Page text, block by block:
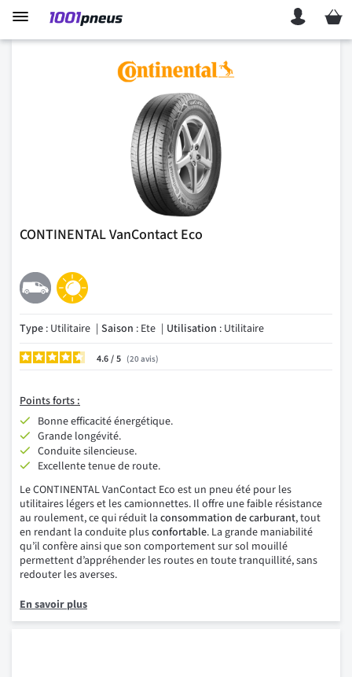
Mon
CONTINENTAL VanContact Eco
Type : Utilitaire Saison : Ete Utilisation : Utilitaire
4.6/ 20avis
Points forts :
Bonne efficacité énergétique.
Grande longévité.
Conduite silencieuse.
Excellente tenue de route.
Le CONTINENTAL VanContact Eco est un pneu été pour les
utilitaires légers et les camionnettes. Il offre une faible résistance
au roulement, ce qui réduit la consommation de carburant, tout
en rendant la conduite plusconfortable. La grande maniabilité
qu’il confère ainsi que son comportement sur sol mouillé
permettent d’appréhender les routes en toute tranquillité, sans
redouter les averses.
En savoir plus